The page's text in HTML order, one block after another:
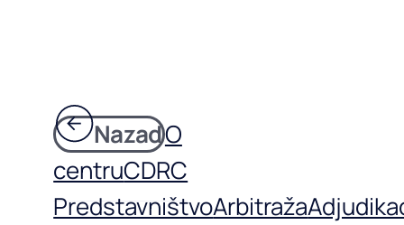
NazadO
centruCDRC
PredstavništvoArbitraža